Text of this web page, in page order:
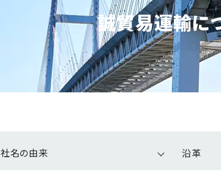
誠貿易運輸に
社名の由来 沿革